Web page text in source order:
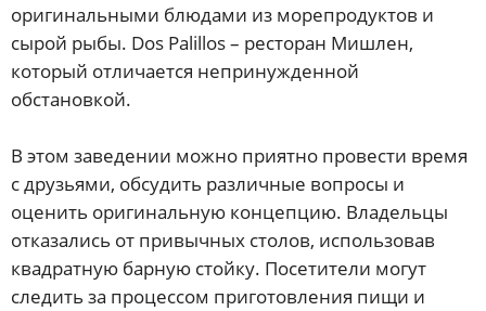
оригинальными блюдами из морепродуктов и
сырой рыбы. Dos Palillos – ресторан Мишлен,
который отличается непринужденной
обстановкой.
В этом заведении можно приятно провести время
с друзьями, обсудить различные вопросы и
оценить оригинальную концепцию. Владельцы
отказались от привычных столов, использовав
квадратную барную стойку. Посетители могут
следить за процессом приготовления пищи и